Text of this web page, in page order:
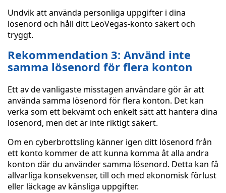
Undvik att använda personliga uppgifter i dina
lösenord och håll ditt LeoVegas-konto säkert och
tryggt.
Rekommendation 3: Använd inte
samma lösenord för flera konton
Ett av de vanligaste misstagen användare gör är att
använda samma lösenord för flera konton. Det kan
verka som ett bekvämt och enkelt sätt att hantera dina
lösenord, men det är inte riktigt säkert.
Om en cyberbrottsling känner igen ditt lösenord från
ett konto kommer de att kunna komma åt alla andra
konton där du använder samma lösenord. Detta kan få
allvarliga konsekvenser, till och med ekonomisk förlust
eller läckage av känsliga uppgifter.